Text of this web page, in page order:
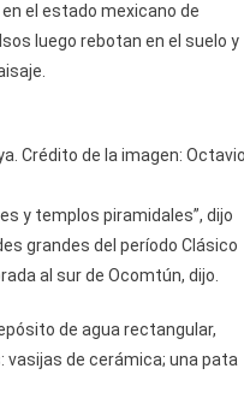
el estado mexicano de
luego rebotan en el suelo y
Crédito de la imagen:
y templos piramidales”, dijo
grandes del período Clásico
al sur de Ocomtún, dijo.
de agua rectangular,
vasijas de cerámica; una pata